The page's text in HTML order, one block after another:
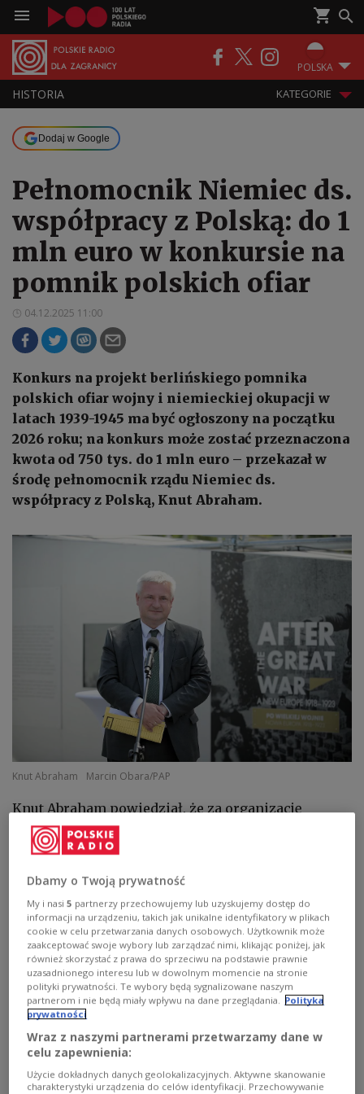
POLSKA
HISTORIA KATEGORIE
Dodaj w Google
Pełnomocnik Niemiec ds.
współpracy z Polską: do 1
mln euro w konkursie na
pomnik polskich ofiar
04.12.2025 11:00
Konkurs na projekt berlińskiego pomnika
polskich ofiar wojny i niemieckiej okupacji w
latach 1939-1945 ma być ogłoszony na początku
2026 roku; na konkurs może zostać przeznaczona
kwota od 750 tys. do 1 mln euro – przekazał w
środę pełnomocnik rządu Niemiec ds.
współpracy z Polską, Knut Abraham.
Knut Abraham Marcin Obara/PAP
Knut Abraham powiedział, że za organizację
konkursu na projekt pomnika odpowiada
ministerstwo kultury Niemiec, a przetarg powinien
zostaną zapewnione. Nie będzie to duża kwota,
prawdopodobnie wyniesie od 750 tys. do jednego
miliona euro - dodał.
Pełnomocnik niemieckiego rządu wyjaśnił, że po
środowej debacie w Bundestagu nad projektem
uchwały dotyczącej pomnika, kolejnym etapem
będzie właśnie konkurs. - Niemieckie
ministerstwo kultury musi opracować model, z
udziałem polskich ekspertów, aby zorganizować
Dbamy o Twoją prywatność
My i nasi5 partnerzy przechowujemy lub uzyskujemy dostęp do
informacji na urządzeniu, takich jak unikalne identyfikatory w plikach
cookie w celu przetwarzania danych osobowych. Użytkownik może
zaakceptować swoje wybory lub zarządzać nimi, klikając poniżej, jak
również skorzystać z prawa do sprzeciwu na podstawie prawnie
uzasadnionego interesu lub w dowolnym momencie na stronie
polityki prywatności. Te wybory będą sygnalizowane naszym
partnerom i nie będą miały wpływu na dane przeglądania.
Polityka
prywatności
Wraz z naszymi partnerami przetwarzamy dane w
celu zapewnienia:
Użycie dokładnych danych geolokalizacyjnych. Aktywne skanowanie
charakterystyki urządzenia do celów identyfikacji. Przechowywanie